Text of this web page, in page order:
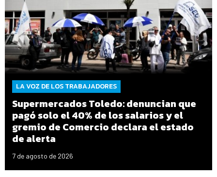
LA VOZ DE LOS TRABAJADORES
Supermercados Toledo: denuncian que
pagó solo el 40% de los salarios y el
gremio de Comercio declara el estado
de alerta
7 de agosto de 2026